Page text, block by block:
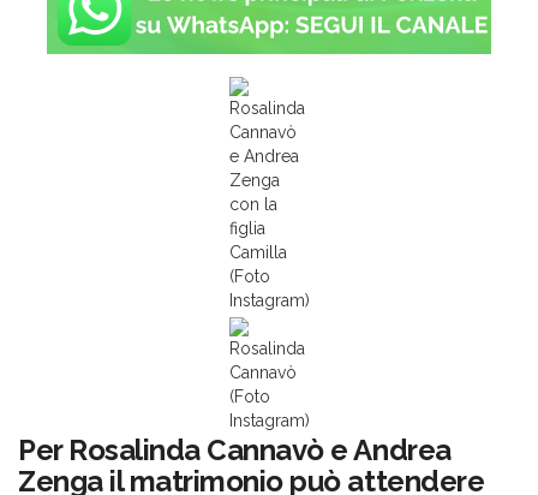
Rosalinda
Cannavò
e Andrea
Zenga
con la
figlia
Camilla
(Foto
Instagram)
Rosalinda
Cannavò
(Foto
Instagram)
Per Rosalinda Cannavò e Andrea
Zenga il matrimonio può attendere